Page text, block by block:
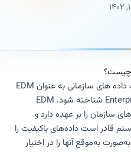
تصمیم گرفته شده است که مدیریت داده های سازمانی به عنوان EDM
به معنای Enterprise Data Management شناخته شود. EDM
سازمان را بر عهده دارد و
قادر است داده‌های باکیفیت را
به‌موقع آنها را در اختیار